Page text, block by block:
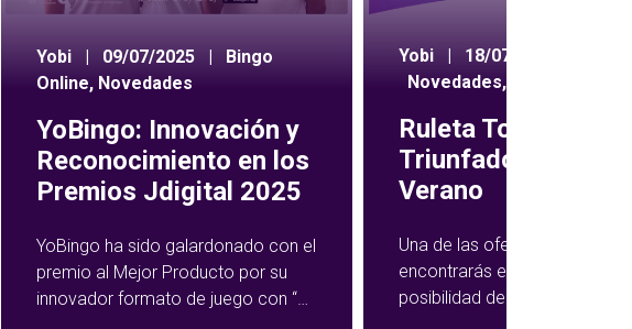
Yobi | 09/07/2025 |
Bingo
Online, Novedades
YoBingo: Innovación y
Reconocimiento en los
Premios Jdigital 2025
YoBingo ha sido galardonado con el
premio al Mejor Producto por su
innovador formato de juego con “El
Yobi 18/07/2024
Novedades,
Ruleta Todos
Triunfadores de
Verano
Una de las ofertas
encontrarás en YoBingo te da
posibilidad de multiplicar tus